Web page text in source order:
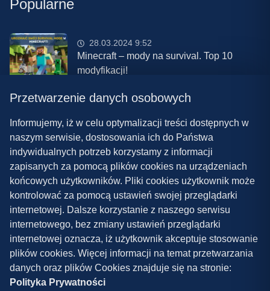
Popularne
28.03.2024 9:52
Minecraft – mody na survival. Top 10
modyfikacji!
08.03.2024 13:28
Najlepsze mody do ETS 2 w 2024 roku –
nowa paczka!
Polityka prywatności
Współpraca
Kontakt
Przetwarzenie danych osobowych
Informujemy, iż w celu optymalizacji treści dostępnych w
naszym serwisie, dostosowania ich do Państwa
indywidualnych potrzeb korzystamy z informacji
zapisanych za pomocą plików cookies na urządzeniach
końcowych użytkowników. Pliki cookies użytkownik może
kontrolować za pomocą ustawień swojej przeglądarki
internetowej. Dalsze korzystanie z naszego serwisu
internetowego, bez zmiany ustawień przeglądarki
internetowej oznacza, iż użytkownik akceptuje stosowanie
plików cookies. Więcej informacji na temat przetwarzania
danych oraz plików Cookies znajduje się na stronie:
Polityka Prywatności